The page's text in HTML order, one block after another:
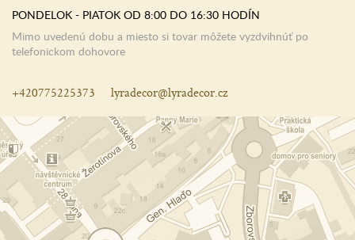
PONDELOK - PIATOK OD 8:00 DO 16:30 HODÍN
Mimo uvedenú dobu a miesto si tovar môžete vyzdvihnúť po
telefonickom dohovore
+420775225373 lyradecor@lyradecor.cz